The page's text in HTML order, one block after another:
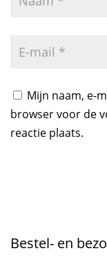
Mijn naam, e-
browser voor de
reactie plaats.
Bestel- en